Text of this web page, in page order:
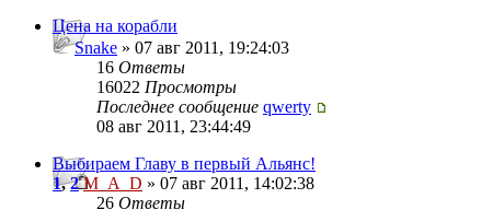
Цена на корабли
Snake » 07 авг 2011, 19:24:03
16 Ответы
16022 Просмотры
Последнее сообщение qwerty
08 авг 2011, 23:44:49
Выбираем Главу в первый Альянс!
1,2 M_A_D » 07 авг 2011, 14:02:38
26 Ответы